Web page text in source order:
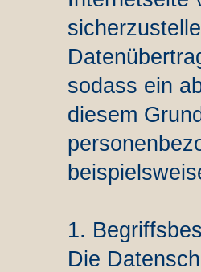
sodass ein
diesem
1.
Die